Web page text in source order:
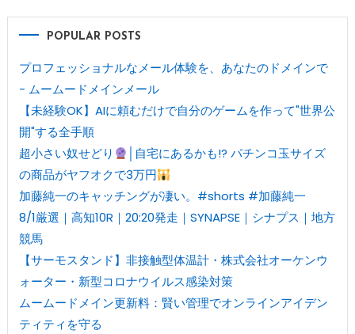
POPULAR POSTS
プロフェッショナルなメール体験を、あなたのドメインで
- ムームードメインメール
【未経験OK】AIに頼むだけで自分のゲームを作って"世界公
開"する全手順
超小さい奴せどり
│自宅にあるかも!? パチンコ玉サイズ
の商品がヤフオクで3万円
加藤純一のキャッチングが凄い。#shorts #加藤純一
8/1厳選｜高知10R｜20:20発走｜SYNAPSE｜シナプス｜地方
競馬
【サーモスタンド】非接触型体温計・株式会社オーケンウ
ォーター・新型コロナウイルス感染対策
ムームードメイン更新料：賢い管理でオンラインアイデン
ティティを守る